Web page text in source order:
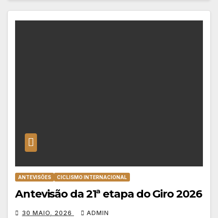
ANTEVISÕES CICLISMO INTERNACIONAL
Antevisão da 21ª etapa do Giro 2026
30 MAIO, 2026 ADMIN